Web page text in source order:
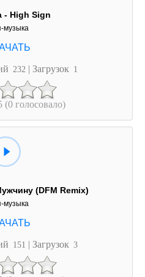
- High Sign
музыка
232 | Загрузок 1
(0 голосовало)
(DFM Remix)
музыка
151 | Загрузок 3